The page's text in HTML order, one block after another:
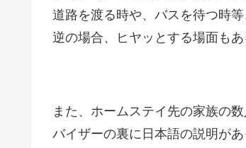
道路を渡る時や、バスを待つ時
逆の場合、ヒヤッとする場面もあ
また、ホームステイ先の家族の
バイザーの裏に日本語の説明が